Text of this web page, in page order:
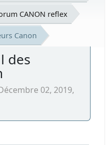
CANON reflex
Canon
des
02, 2019,